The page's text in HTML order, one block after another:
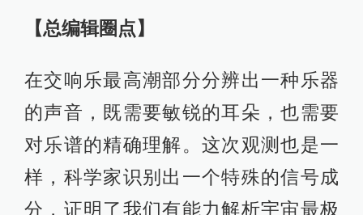
【总编辑圈点】
在交响乐最高潮部分分辨出一种乐器
的声音，既需要敏锐的耳朵，也需要
对乐谱的精确理解。这次观测也是一
样，科学家识别出一个特殊的信号成
分，证明了我们有能力解析宇宙最极